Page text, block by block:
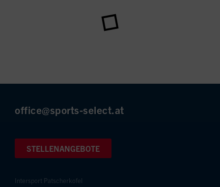
office@sports-select.at
STELLENANGEBOTE
Intersport Patscherkofel